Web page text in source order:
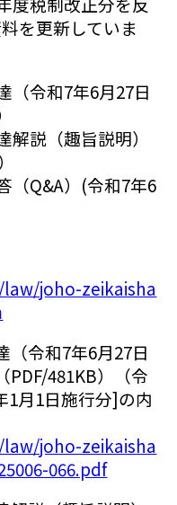
を更新していま
（令和7年6月27日
説（趣旨説明）
（Q&A）(令和7年6
joho-zeikaisha
令和7年6月27日
PDF/481KB）（令
1月1日施行分]の内
joho-zeikaisha
066.pdf